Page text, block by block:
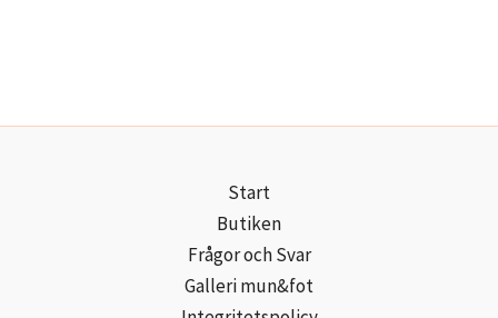
Start
Butiken
Frågor och Svar
Galleri mun&fot